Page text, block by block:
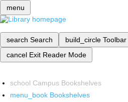
menu
search Search build_circle Toolbar
cancel Exit Reader Mode
school Campus Bookshelves
menu_book Bookshelves